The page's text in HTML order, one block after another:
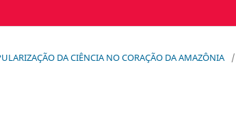
DA CIÊNCIA NO CORAÇÃO DA AMAZÔNIA
/